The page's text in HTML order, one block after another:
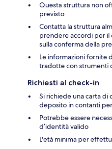
Questa struttura non
previsto
Contatta la struttura
prendere accordi per il
sulla conferma della
Le informazioni fornite
tradotte con strumenti
Richiesti al check-in
Si richiede una carta
deposito in contanti
Potrebbe essere
d’identità valido
L'età minima per